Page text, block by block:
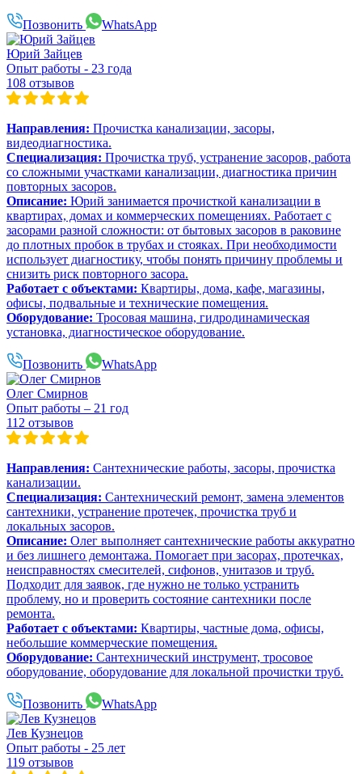
Позвонить WhatsApp
Юрий Зайцев
Опыт работы - 23 года
108 отзывов
Направления: Прочистка канализации, засоры,
видеодиагностика.
Специализация: Прочистка труб, устранение засоров, работа
со сложными участками канализации, диагностика причин
повторных засоров.
Описание: Юрий занимается прочисткой канализации в
квартирах, домах и коммерческих помещениях. Работает с
засорами разной сложности: от бытовых засоров в раковине
до плотных пробок в трубах и стояках. При необходимости
использует диагностику, чтобы понять причину проблемы и
снизить риск повторного засора.
Работает с объектами: Квартиры, дома, кафе, магазины,
офисы, подвальные и технические помещения.
Оборудование: Тросовая машина, гидродинамическая
установка, диагностическое оборудование.
Позвонить WhatsApp
Олег Смирнов
Опыт работы – 21 год
112 отзывов
Направления: Сантехнические работы, засоры, прочистка
канализации.
Специализация: Сантехнический ремонт, замена элементов
сантехники, устранение протечек, прочистка труб и
локальных засоров.
Описание: Олег выполняет сантехнические работы аккуратно
и без лишнего демонтажа. Помогает при засорах, протечках,
неисправностях смесителей, сифонов, унитазов и труб.
Подходит для заявок, где нужно не только устранить
проблему, но и проверить состояние сантехники после
ремонта.
Работает с объектами: Квартиры, частные дома, офисы,
небольшие коммерческие помещения.
Оборудование: Сантехнический инструмент, тросовое
оборудование, оборудование для локальной прочистки труб.
Позвонить WhatsApp
Лев Кузнецов
Опыт работы - 25 лет
119 отзывов